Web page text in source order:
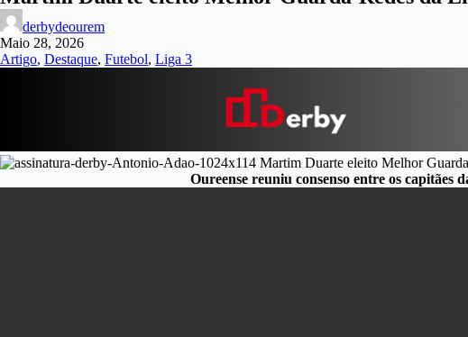
derbydeourem
Maio 28, 2026
Artigo, Destaque, Futebol, Liga 3
Oureense reuniu consenso entre os capitães